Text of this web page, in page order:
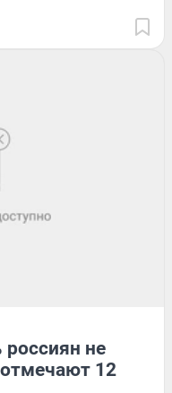
россиян не
12